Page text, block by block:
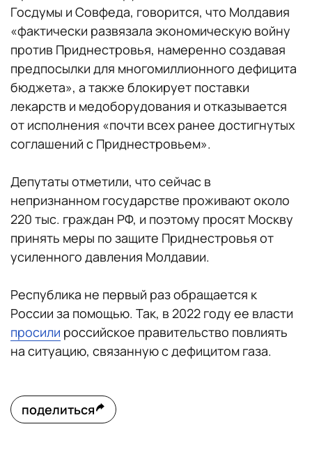
Госдумы и Совфеда, говорится, что Молдавия
«фактически развязала экономическую войну
против Приднестровья, намеренно создавая
предпосылки для многомиллионного дефицита
бюджета», а также блокирует поставки
лекарств и медоборудования и отказывается
от исполнения «почти всех ранее достигнутых
соглашений с Приднестровьем».
Депутаты отметили, что сейчас в
непризнанном государстве проживают около
220 тыс. граждан РФ, и поэтому просят Москву
принять меры по защите Приднестровья от
усиленного давления Молдавии.
Республика не первый раз обращается к
России за помощью. Так, в 2022 году ее власти
просили российское правительство повлиять
на ситуацию, связанную с дефицитом газа.
поделиться